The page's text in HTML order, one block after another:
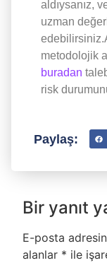
aldıysanız,
uzman
metodolojik
buradan
risk
Paylaş:
Bir yanıt
E-posta
alanlar * ile